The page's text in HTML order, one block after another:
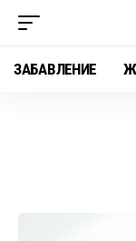
ЗАБАВЛЕНИЕ